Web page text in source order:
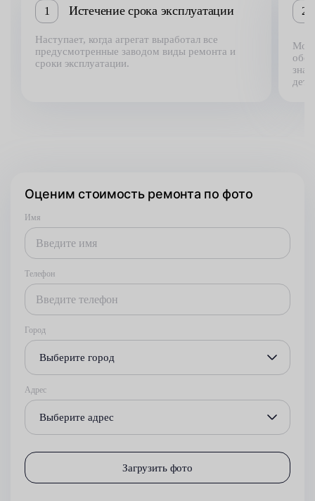
1 Истечение срока эксплуатации
Наступает, когда агрегат выработал все
предусмотренные заводом виды ремонта и
сроки эксплуатации.
2
Оценим стоимость ремонта по фото
Имя
Телефон
Город
Выберите город
Адрес
Выберите адрес
Загрузить фото